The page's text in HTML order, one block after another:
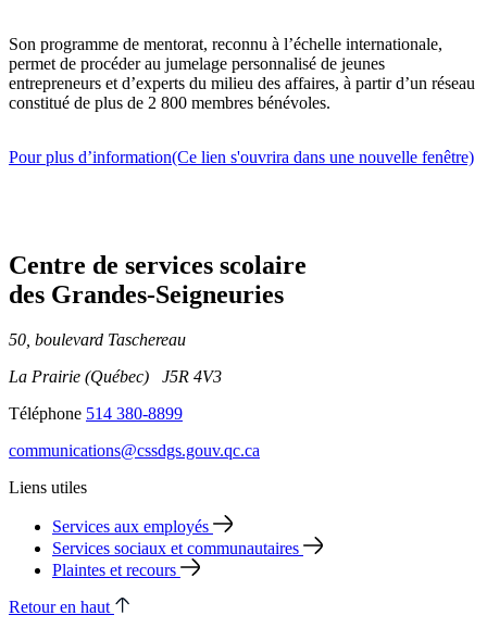
Son programme de mentorat, reconnu à l’échelle internationale,
permet de procéder au jumelage personnalisé de jeunes
entrepreneurs et d’experts du milieu des affaires, à partir d’un réseau
constitué de plus de 2 800 membres bénévoles.
Pour plus d’information(Ce lien s'ouvrira dans une nouvelle fenêtre)
Centre de services scolaire
des Grandes‑Seigneuries
50, boulevard Taschereau
La Prairie (Québec) J5R 4V3
Téléphone 514 380-8899
communications@cssdgs.gouv.qc.ca
Liens utiles
Services aux employés
Services sociaux et communautaires
Plaintes et recours
Retour en haut